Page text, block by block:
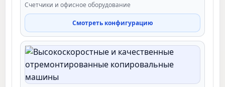
Счетчики и офисное оборудование
Смотреть конфигурацию